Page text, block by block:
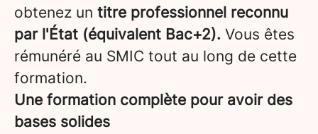
obtenez un titre professionnel reconnu
par l'État (équivalent Bac+2). Vous êtes
rémunéré au SMIC tout au long de cette
formation.
Une formation complète pour avoir des
bases solides